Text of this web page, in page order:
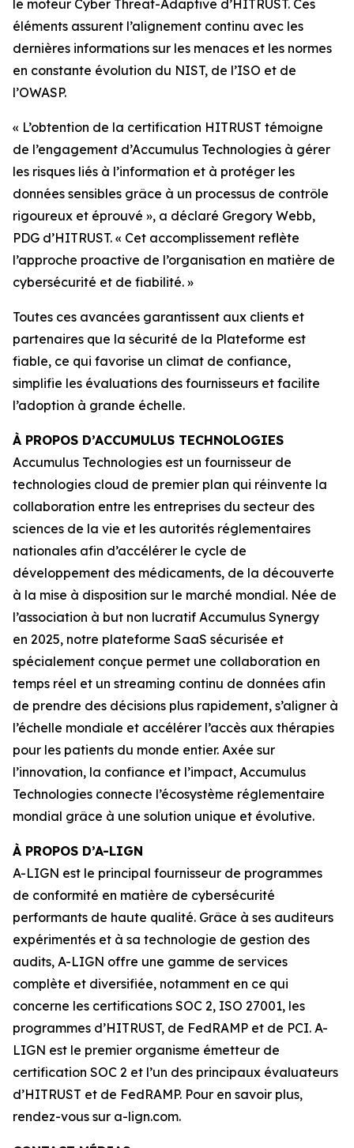
le moteur Cyber Threat-Adaptive d’HITRUST. Ces
éléments assurent l’alignement continu avec les
dernières informations sur les menaces et les normes
en constante évolution du NIST, de l’ISO et de
l’OWASP.
« L’obtention de la certification HITRUST témoigne
de l’engagement d’Accumulus Technologies à gérer
les risques liés à l’information et à protéger les
données sensibles grâce à un processus de contrôle
rigoureux et éprouvé », a déclaré Gregory Webb,
PDG d’HITRUST. « Cet accomplissement reflète
l’approche proactive de l’organisation en matière de
cybersécurité et de fiabilité. »
Toutes ces avancées garantissent aux clients et
partenaires que la sécurité de la Plateforme est
fiable, ce qui favorise un climat de confiance,
simplifie les évaluations des fournisseurs et facilite
l’adoption à grande échelle.
À PROPOS D’ACCUMULUS TECHNOLOGIES
Accumulus Technologies est un fournisseur de
technologies cloud de premier plan qui réinvente la
collaboration entre les entreprises du secteur des
sciences de la vie et les autorités réglementaires
nationales afin d’accélérer le cycle de
développement des médicaments, de la découverte
à la mise à disposition sur le marché mondial. Née de
l’association à but non lucratif Accumulus Synergy
en 2025, notre plateforme SaaS sécurisée et
spécialement conçue permet une collaboration en
temps réel et un streaming continu de données afin
de prendre des décisions plus rapidement, s’aligner à
l’échelle mondiale et accélérer l’accès aux thérapies
pour les patients du monde entier. Axée sur
l’innovation, la confiance et l’impact, Accumulus
Technologies connecte l’écosystème réglementaire
mondial grâce à une solution unique et évolutive.
À PROPOS D’A-LIGN
A-LIGN est le principal fournisseur de programmes
de conformité en matière de cybersécurité
performants de haute qualité. Grâce à ses auditeurs
expérimentés et à sa technologie de gestion des
audits, A-LIGN offre une gamme de services
complète et diversifiée, notamment en ce qui
concerne les certifications SOC 2, ISO 27001, les
programmes d’HITRUST, de FedRAMP et de PCI. A-
LIGN est le premier organisme émetteur de
certification SOC 2 et l’un des principaux évaluateurs
d’HITRUST et de FedRAMP. Pour en savoir plus,
rendez-vous sur a-lign.com.